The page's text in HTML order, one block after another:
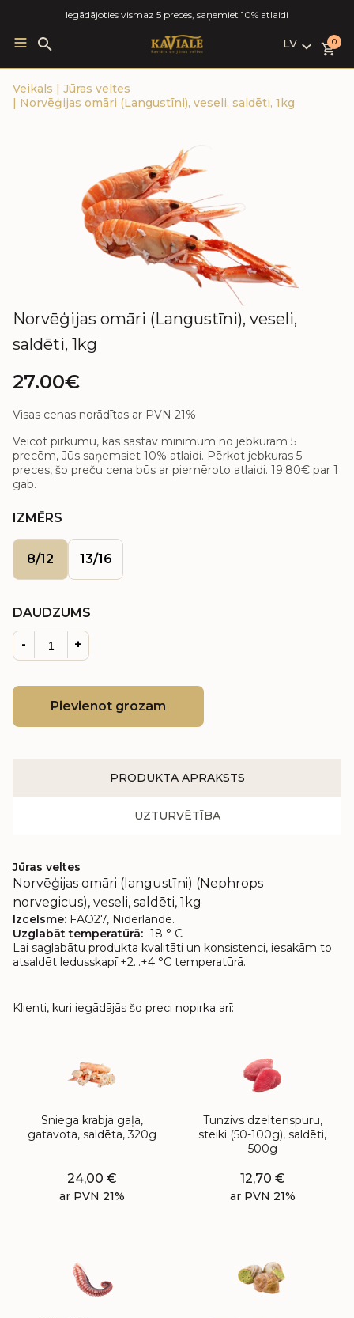
Iegādājoties vismaz 5 preces, saņemiet 10% atlaidi
Search
for:
LV
LV
0
Veikals | Jūras veltes
| Norvēģijas omāri (Langustīni), veseli, saldēti, 1kg
Norvēģijas omāri (Langustīni), veseli,
saldēti, 1kg
27.00€
Visas cenas norādītas ar PVN 21%
Veicot pirkumu, kas sastāv minimum no jebkurām 5
precēm, Jūs saņemsiet 10% atlaidi. Pērkot jebkuras 5
preces, šo preču cena būs ar piemēroto atlaidi. 19.80€ par 1
gab.
IZMĒRS
8/12 13/16
DAUDZUMS
- +
Pievienot grozam
PRODUKTA APRAKSTS
UZTURVĒTĪBA
Jūras veltes
Norvēģijas omāri (langustīni) (Nephrops
norvegicus), veseli, saldēti, 1kg
Izcelsme: FAO27, Nīderlande.
Uzglabāt temperatūrā: -18 ° C
Lai saglabātu produkta kvalitāti un konsistenci, iesakām to
atsaldēt ledusskapī +2…+4 °C temperatūrā.
Klienti, kuri iegādājās šo preci nopirka arī:
Sniega krabja gaļa,
gatavota, saldēta, 320g
24,00 €
ar PVN 21%
Tunzivs dzeltenspuru,
steiki (50-100g), saldēti,
500g
12,70 €
ar PVN 21%